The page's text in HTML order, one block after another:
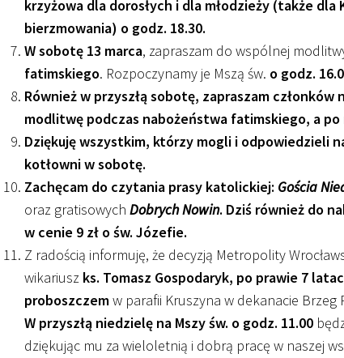
krzyżowa dla dorosłych i dla młodzieży (także dla
bierzmowania) o godz. 18.30.
W sobotę 13 marca, zapraszam do wspólnej
fatimskiego. Rozpoczynamy je Mszą św. o godz.
Również w przyszłą sobotę, zapraszam
modlitwę podczas nabożeństwa fatimskiego, a
Dziękuję wszystkim, którzy mogli i odpowiedzieli
kotłowni w sobotę.
Zachęcam do czytania prasy katolickiej: Gościa
oraz gratisowych Dobrych Nowin. Dziś również do
w cenie 9 zł o św. Józefie.
Z radością informuję, że decyzją Metropolity
wikariusz ks. Tomasz Gospodaryk, po prawie 7
proboszczemw parafii Kruszyna w dekanacie Brzeg
W przyszłą niedzielę na Mszy św. o godz. 11.00
dziękując mu za wieloletnią i dobrą pracę w naszej